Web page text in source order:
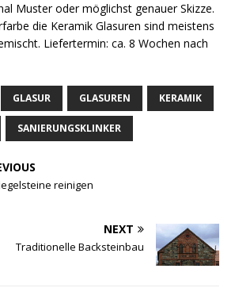
Muster oder möglichst genauer Skizze.
die Keramik Glasuren sind meistens
Liefertermin: ca. 8 Wochen nach
GLASUR GLASUREN KERAMIK
SANIERUNGSKLINKER
reinigen
NEXT
Traditionelle Backsteinbau